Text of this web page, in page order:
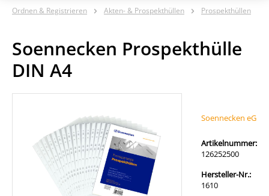
Ordnen & Registrieren Akten- & Prospekthüllen Prospekthüllen
Soennecken Prospekthülle
DIN A4
Soennecken eG
Artikelnummer:
126252500
Hersteller-Nr.:
1610